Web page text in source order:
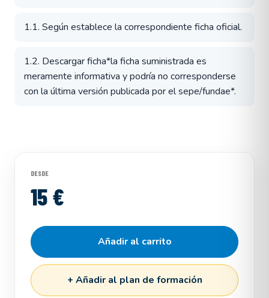
1.1. Según establece la correspondiente ficha oficial.
1.2. Descargar ficha*la ficha suministrada es
meramente informativa y podría no corresponderse
con la última versión publicada por el sepe/fundae*.
DESDE
15 €
Añadir al carrito
+ Añadir al plan de formación